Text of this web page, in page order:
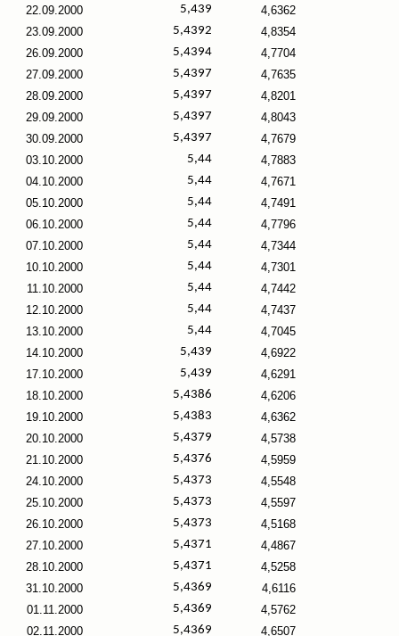
22.09.2000
5,439
4,6362
23.09.2000
5,4392
4,8354
26.09.2000
5,4394
4,7704
27.09.2000
5,4397
4,7635
28.09.2000
5,4397
4,8201
29.09.2000
5,4397
4,8043
30.09.2000
5,4397
4,7679
03.10.2000
5,44
4,7883
04.10.2000
5,44
4,7671
05.10.2000
5,44
4,7491
06.10.2000
5,44
4,7796
07.10.2000
5,44
4,7344
10.10.2000
5,44
4,7301
11.10.2000
5,44
4,7442
12.10.2000
5,44
4,7437
13.10.2000
5,44
4,7045
14.10.2000
5,439
4,6922
17.10.2000
5,439
4,6291
18.10.2000
5,4386
4,6206
19.10.2000
5,4383
4,6362
20.10.2000
5,4379
4,5738
21.10.2000
5,4376
4,5959
24.10.2000
5,4373
4,5548
25.10.2000
5,4373
4,5597
26.10.2000
5,4373
4,5168
27.10.2000
5,4371
4,4867
28.10.2000
5,4371
4,5258
31.10.2000
5,4369
4,6116
01.11.2000
5,4369
4,5762
02.11.2000
5,4369
4,6507